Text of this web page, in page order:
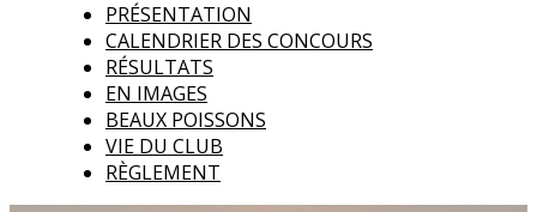
PRÉSENTATION
CALENDRIER DES CONCOURS
RÉSULTATS
EN IMAGES
BEAUX POISSONS
VIE DU CLUB
RÈGLEMENT